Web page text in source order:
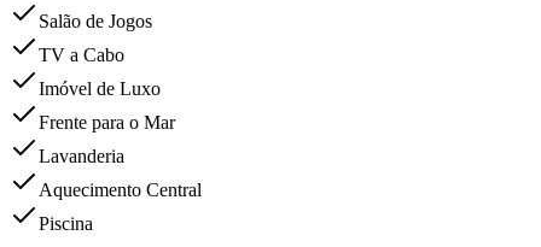
Salão de Jogos
TV a Cabo
Imóvel de Luxo
Frente para o Mar
Lavanderia
Aquecimento Central
Piscina